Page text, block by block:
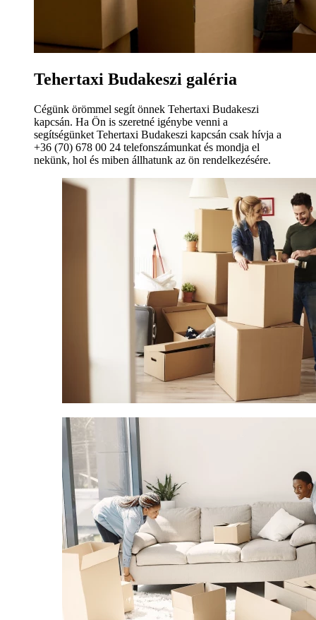
Tehertaxi Budakeszi galéria
Cégünk örömmel segít önnek Tehertaxi Budakeszi
kapcsán. Ha Ön is szeretné igénybe venni a
segítségünket Tehertaxi Budakeszi kapcsán csak hívja a
+36 (70) 678 00 24 telefonszámunkat és mondja el
nekünk, hol és miben állhatunk az ön rendelkezésére.